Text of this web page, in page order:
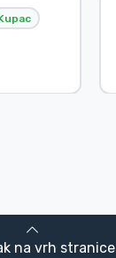
na vrh stranice